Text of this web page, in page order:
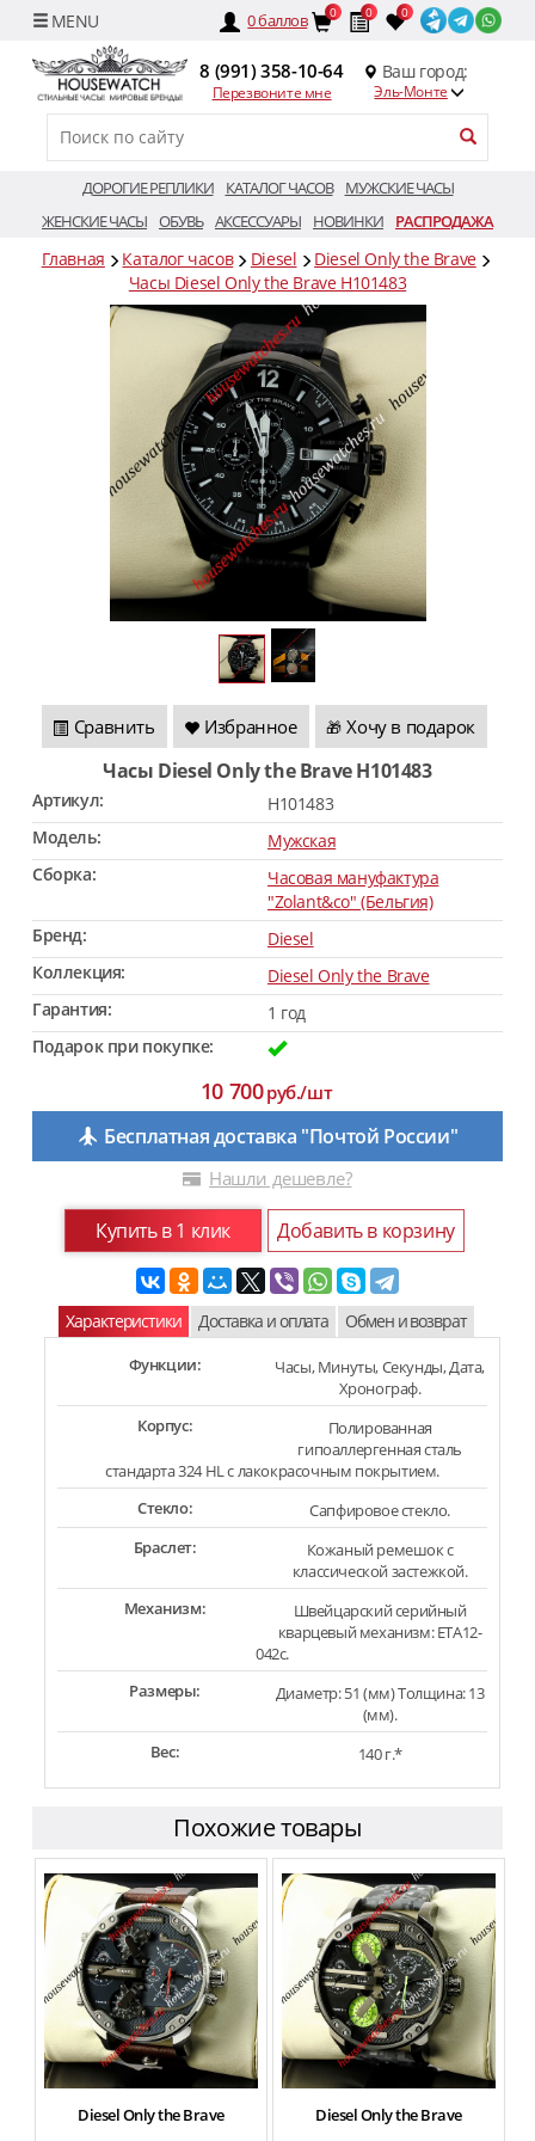
0баллов 0 0 0
8 (991) 358-10-64
Перезвоните мне
Ваш город:
Эль-Монте
ДОРОГИЕ РЕПЛИКИ КАТАЛОГ ЧАСОВ
МУЖСКИЕ ЧАСЫ
ЖЕНСКИЕ ЧАСЫ ОБУВЬ АКСЕССУАРЫ НОВИНКИ РАСПРОДАЖА
Главная Каталог часов Diesel
Diesel Only the Brave
Часы Diesel Only the Brave H101483
Сравнить Избранное 🎁 Хочу в подарок
Часы Diesel Only the Brave H101483
Артикул:
H101483
Модель:
Мужская
Сборка:
Часовая мануфактура
"Zolant&co" (Бельгия)
Бренд:
Diesel
Коллекция:
Diesel Only the Brave
Гарантия:
1 год
Подарок при покупке:
10 700руб./шт
Бесплатная доставка "Почтой России"
Нашли дешевле?
Купить в 1 клик Добавить в корзину
Характеристики Доставка и оплата Обмен и возврат
Функции:
Часы, Минуты, Секунды, Дата,
Хронограф.
Корпус:
Полированная
гипоаллергенная сталь
стандарта 324 HL с лакокрасочным покрытием.
Стекло:
Сапфировое стекло.
Браслет:
Кожаный ремешок с
классической застежкой.
Механизм:
Швейцарский серийный
кварцевый механизм: ETA12-
042c.
Размеры:
Диаметр: 51 (мм) Толщина: 13
(мм).
Вес:
140 г.*
Похожие товары
Diesel Only the Brave Diesel Only the Brave